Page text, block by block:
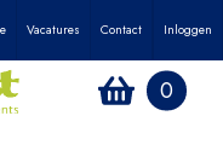
Vacatures Contact Inloggen
0